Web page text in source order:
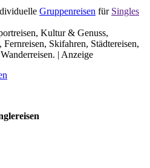
Gruppenreisen für Singles
Kultur & Genuss,
Skifahren, Städtereisen,
| Anzeige